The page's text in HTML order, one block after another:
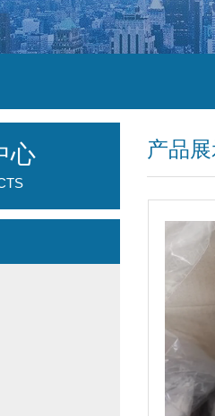
产品
心